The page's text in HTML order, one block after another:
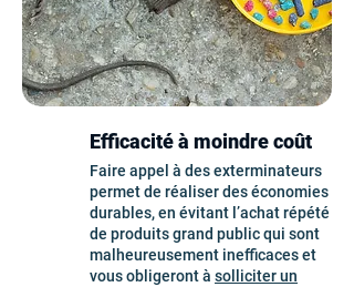
Efficacité à moindre coût
Faire appel à des exterminateurs
permet de réaliser des économies
durables, en évitant l’achat répété
de produits grand public qui sont
malheureusement inefficaces et
vous obligeront à solliciter un